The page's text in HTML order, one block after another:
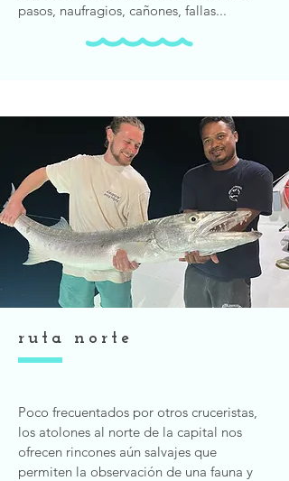
pasos, naufragios, cañones, fallas...
ruta norte
Poco frecuentados por otros cruceristas,
los atolones al norte de la capital nos
ofrecen rincones aún salvajes que
permiten la observación de una fauna y